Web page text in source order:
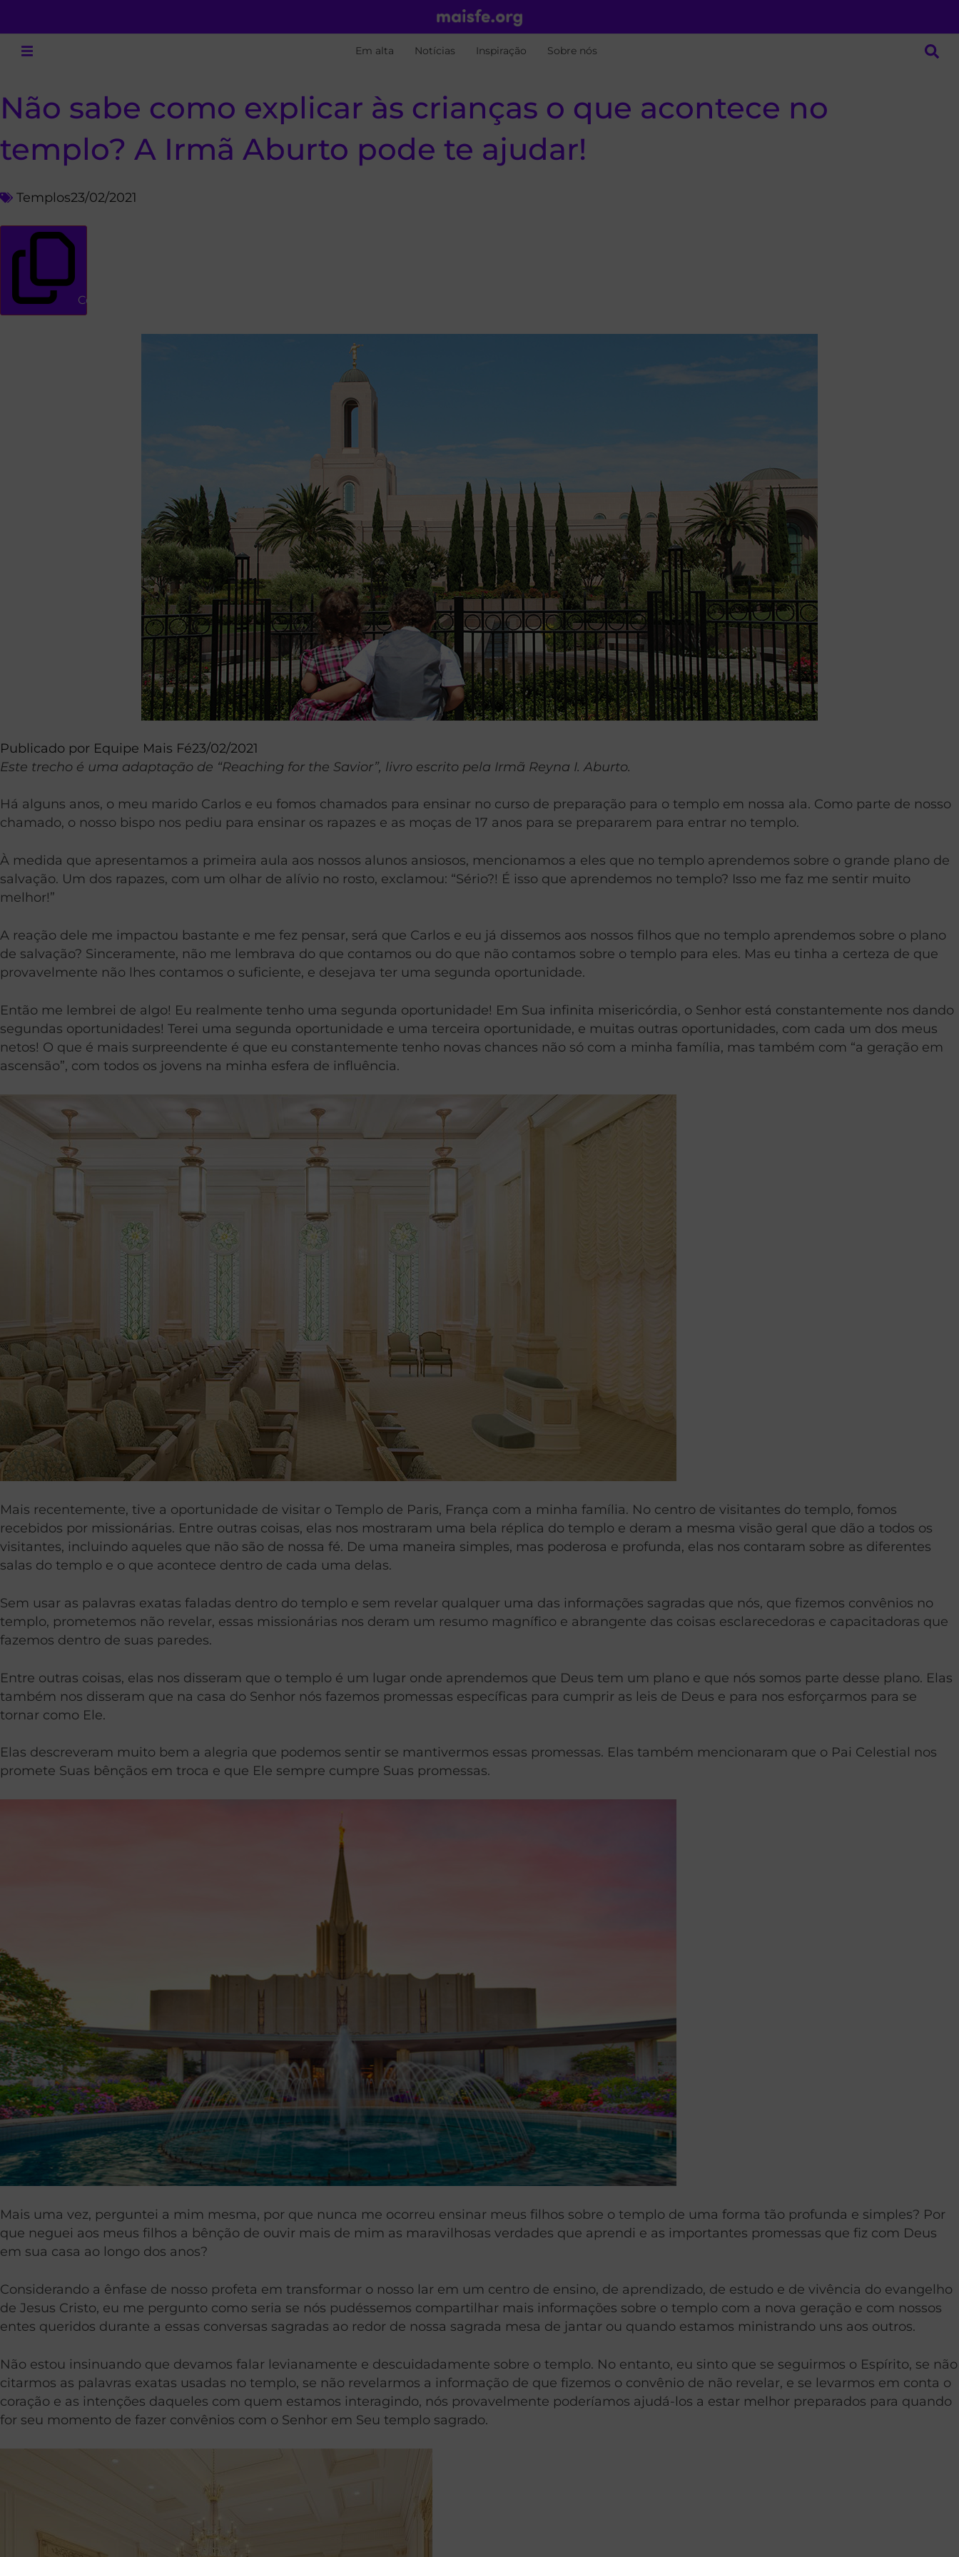
Em alta Notícias Inspiração Sobre nós
Não sabe como explicar às crianças o que acontece no
templo? A Irmã Aburto pode te ajudar!
Templos23/02/2021
Copiar link
Publicado por Equipe Mais Fé23/02/2021
Este trecho é uma adaptação de “Reaching for the Savior”, livro escrito pela Irmã Reyna I. Aburto.
Há alguns anos, o meu marido Carlos e eu fomos chamados para ensinar no curso de preparação para o templo em nossa ala. Como parte de nosso
chamado, o nosso bispo nos pediu para ensinar os rapazes e as moças de 17 anos para se prepararem para entrar no templo.
À medida que apresentamos a primeira aula aos nossos alunos ansiosos, mencionamos a eles que no templo aprendemos sobre o grande plano de
salvação. Um dos rapazes, com um olhar de alívio no rosto, exclamou: “Sério?! É isso que aprendemos no templo? Isso me faz me sentir muito
melhor!”
A reação dele me impactou bastante e me fez pensar, será que Carlos e eu já dissemos aos nossos filhos que no templo aprendemos sobre o plano
de salvação? Sinceramente, não me lembrava do que contamos ou do que não contamos sobre o templo para eles. Mas eu tinha a certeza de que
provavelmente não lhes contamos o suficiente, e desejava ter uma segunda oportunidade.
Então me lembrei de algo! Eu realmente tenho uma segunda oportunidade! Em Sua infinita misericórdia, o Senhor está constantemente nos dando
segundas oportunidades! Terei uma segunda oportunidade e uma terceira oportunidade, e muitas outras oportunidades, com cada um dos meus
netos! O que é mais surpreendente é que eu constantemente tenho novas chances não só com a minha família, mas também com “a geração em
ascensão”, com todos os jovens na minha esfera de influência.
Mais recentemente, tive a oportunidade de visitar o Templo de Paris, França com a minha família. No centro de visitantes do templo, fomos
recebidos por missionárias. Entre outras coisas, elas nos mostraram uma bela réplica do templo e deram a mesma visão geral que dão a todos os
visitantes, incluindo aqueles que não são de nossa fé. De uma maneira simples, mas poderosa e profunda, elas nos contaram sobre as diferentes
salas do templo e o que acontece dentro de cada uma delas.
Sem usar as palavras exatas faladas dentro do templo e sem revelar qualquer uma das informações sagradas que nós, que fizemos convênios no
templo, prometemos não revelar, essas missionárias nos deram um resumo magnífico e abrangente das coisas esclarecedoras e capacitadoras que
fazemos dentro de suas paredes.
Entre outras coisas, elas nos disseram que o templo é um lugar onde aprendemos que Deus tem um plano e que nós somos parte desse plano. Elas
também nos disseram que na casa do Senhor nós fazemos promessas específicas para cumprir as leis de Deus e para nos esforçarmos para se
tornar como Ele.
Elas descreveram muito bem a alegria que podemos sentir se mantivermos essas promessas. Elas também mencionaram que o Pai Celestial nos
promete Suas bênçãos em troca e que Ele sempre cumpre Suas promessas.
Mais uma vez, perguntei a mim mesma, por que nunca me ocorreu ensinar meus filhos sobre o templo de uma forma tão profunda e simples? Por
que neguei aos meus filhos a bênção de ouvir mais de mim as maravilhosas verdades que aprendi e as importantes promessas que fiz com Deus
em sua casa ao longo dos anos?
Considerando a ênfase de nosso profeta em transformar o nosso lar em um centro de ensino, de aprendizado, de estudo e de vivência do evangelho
de Jesus Cristo, eu me pergunto como seria se nós pudéssemos compartilhar mais informações sobre o templo com a nova geração e com nossos
entes queridos durante a essas conversas sagradas ao redor de nossa sagrada mesa de jantar ou quando estamos ministrando uns aos outros.
Não estou insinuando que devamos falar levianamente e descuidadamente sobre o templo. No entanto, eu sinto que se seguirmos o Espírito, se não
citarmos as palavras exatas usadas no templo, se não revelarmos a informação de que fizemos o convênio de não revelar, e se levarmos em conta o
coração e as intenções daqueles com quem estamos interagindo, nós provavelmente poderíamos ajudá-los a estar melhor preparados para quando
for seu momento de fazer convênios com o Senhor em Seu templo sagrado.